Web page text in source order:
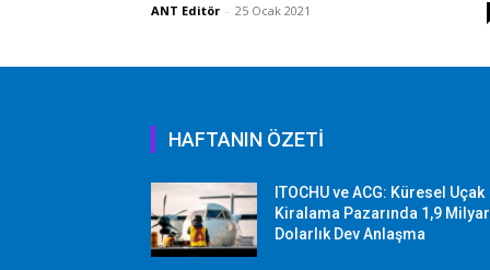
ANT Editör - 25 Ocak 2021
HAFTANIN ÖZETİ
ITOCHU ve ACG: Küresel Uçak
Kiralama Pazarında 1,9 Milyar
Dolarlık Dev Anlaşma